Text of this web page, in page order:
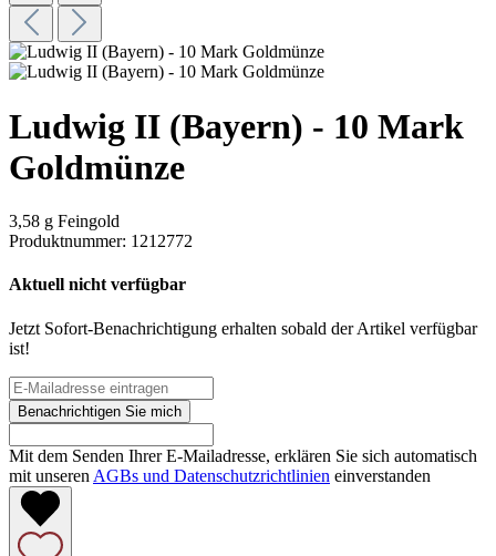
Ludwig II (Bayern) - 10 Mark
Goldmünze
3,58 g Feingold
Produktnummer: 1212772
Aktuell nicht verfügbar
Jetzt Sofort-Benachrichtigung erhalten sobald der Artikel verfügbar
ist!
Benachrichtigen Sie mich
Mit dem Senden Ihrer E-Mailadresse, erklären Sie sich automatisch
mit unseren AGBs und Datenschutzrichtlinien einverstanden